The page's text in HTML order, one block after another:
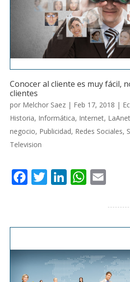
Conocer al cliente es muy fácil,
clientes
por Melchor Saez | Feb 17, 2018 |
Historia, Informática, Internet, LaAnet
negocio, Publicidad, Redes Sociales,
Television
F
b
o
k
T
er
Li
e
n
W
s
p
p
ai
l